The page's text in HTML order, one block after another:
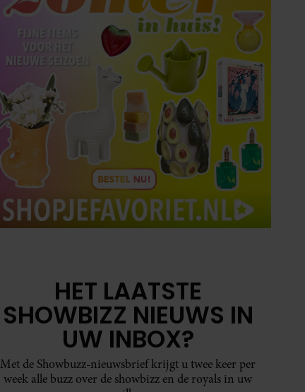
HET LAATSTE
SHOWBIZZ NIEUWS IN
UW INBOX?
Met de Showbuzz-nieuwsbrief krijgt u twee keer per
week alle buzz over de showbizz en de royals in uw